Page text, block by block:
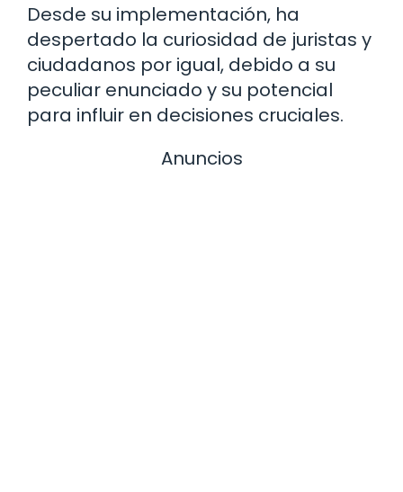
Desde su implementación, ha
despertado la curiosidad de juristas y
ciudadanos por igual, debido a su
peculiar enunciado y su potencial
para influir en decisiones cruciales.
Anuncios